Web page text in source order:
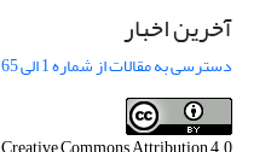
آخرین اخبار
دسترسی به مقالات از شماره 1 الی 65 پژوهشهای جغرافیایی